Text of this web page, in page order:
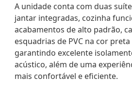
A unidade conta com duas
jantar integradas, cozinha
acabamentos de alto padrão,
esquadrias de PVC na cor
garantindo excelente
acústico, além de uma
mais confortável e eficiente.